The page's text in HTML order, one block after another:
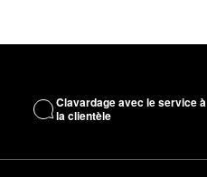
Clavardage avec le service à
la clientèle